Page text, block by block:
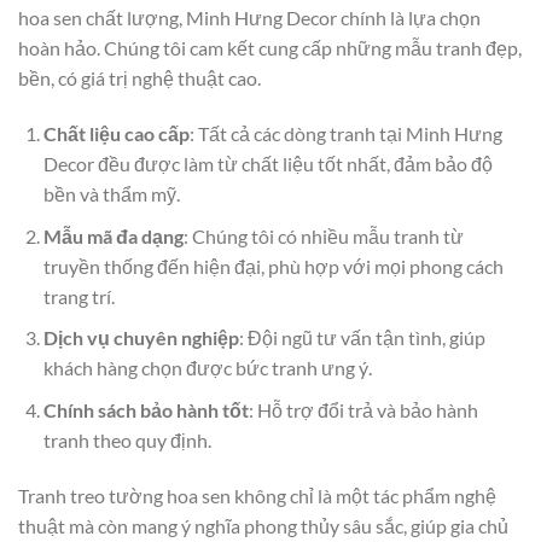
hoa sen chất lượng, Minh Hưng Decor chính là lựa chọn
hoàn hảo. Chúng tôi cam kết cung cấp những mẫu tranh đẹp,
bền, có giá trị nghệ thuật cao.
Chất liệu cao cấp: Tất cả các dòng tranh tại Minh Hưng
Decor đều được làm từ chất liệu tốt nhất, đảm bảo độ
bền và thẩm mỹ.
Mẫu mã đa dạng: Chúng tôi có nhiều mẫu tranh từ
truyền thống đến hiện đại, phù hợp với mọi phong cách
trang trí.
Dịch vụ chuyên nghiệp: Đội ngũ tư vấn tận tình, giúp
khách hàng chọn được bức tranh ưng ý.
Chính sách bảo hành tốt: Hỗ trợ đổi trả và bảo hành
tranh theo quy định.
Tranh treo tường hoa sen không chỉ là một tác phẩm nghệ
thuật mà còn mang ý nghĩa phong thủy sâu sắc, giúp gia chủ